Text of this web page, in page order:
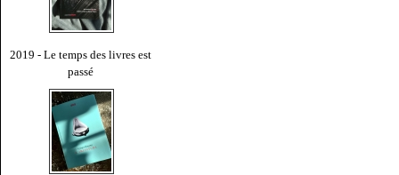
2019 - Le temps des livres est
passé